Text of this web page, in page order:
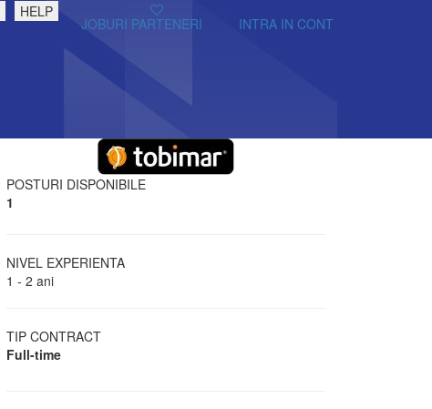
HELP
JOBURI PARTENERI INTRA IN CONT
POSTURI DISPONIBILE
1
NIVEL EXPERIENTA
1 - 2 ani
TIP CONTRACT
Full-time